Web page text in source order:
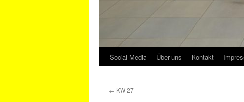
Social Media Über uns Kontakt
← KW 27